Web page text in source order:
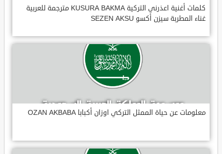
كلمات أغنية اعذرني التركية KUSURA BAKMA مترجمة للعربية
غناء المطربة سيزن أكسو SEZEN AKSU
معلومات عن حياة الممثل التركي اوزان أكبابا OZAN AKBABA